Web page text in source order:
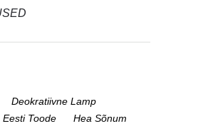
Deokratiivne Lamp
Eesti Toode
Hea Sõnum